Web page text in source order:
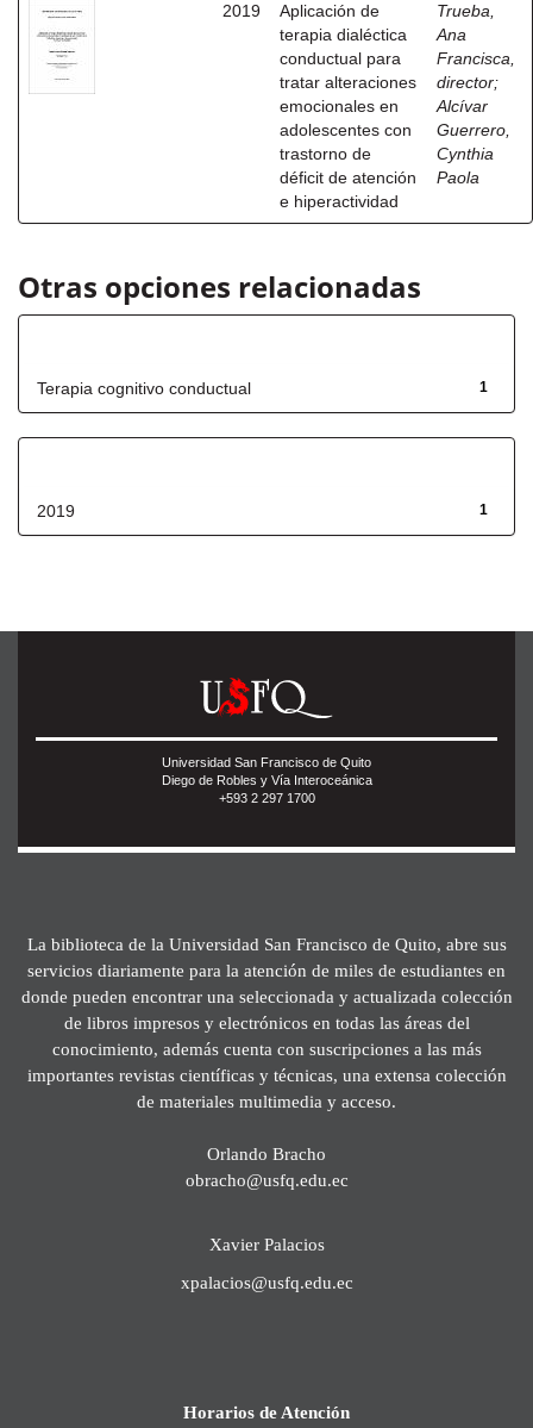
2019
Aplicación de
terapia dialéctica
conductual para
tratar alteraciones
emocionales en
adolescentes con
trastorno de
déficit de atención
e hiperactividad
Trueba,
Ana
Francisca,
director;
Alcívar
Guerrero,
Cynthia
Paola
Otras opciones relacionadas
1
Terapia cognitivo conductual
1
2019
Universidad San Francisco de Quito
Diego de Robles y Vía Interoceánica
+593 2 297 1700
La biblioteca de la Universidad San Francisco de Quito, abre sus
servicios diariamente para la atención de miles de estudiantes en
donde pueden encontrar una seleccionada y actualizada colección
de libros impresos y electrónicos en todas las áreas del
conocimiento, además cuenta con suscripciones a las más
importantes revistas científicas y técnicas, una extensa colección
de materiales multimedia y acceso.
Orlando Bracho
obracho@usfq.edu.ec
Xavier Palacios
xpalacios@usfq.edu.ec
Horarios de Atención